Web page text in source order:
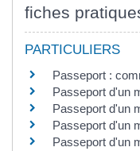
fiches
PARTICULIERS
Passeport :
Passeport d'un
Passeport d'un
Passeport d'un
Passeport d'un